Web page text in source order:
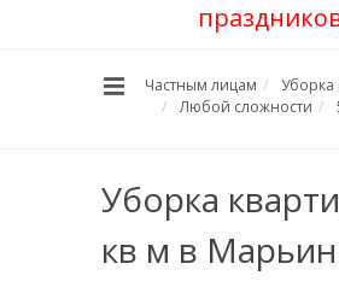
Частным лицам
Уборка
Любой сложности
Уборка
кв м в